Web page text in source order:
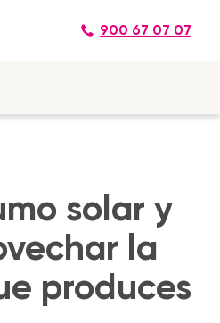
900 67 07 07
solar y
la
produces